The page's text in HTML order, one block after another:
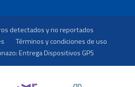
detectados y no reportados
Términos y condiciones de uso
Entrega Dispositivos GPS